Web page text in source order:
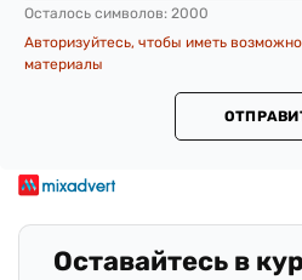
Осталось символов: 2000
Авторизуйтесь, чтобы иметь
материалы
Оставайтесь в